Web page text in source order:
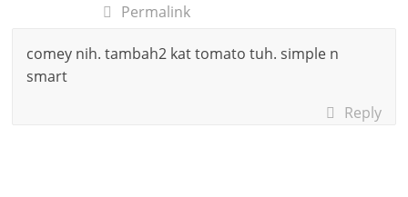
Permalink
comey nih. tambah2 kat tomato tuh. simple n
smart
Reply